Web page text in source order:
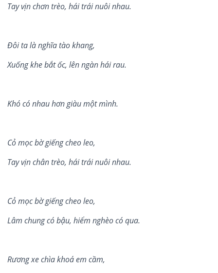
Tay vịn chơn trèo, hái trái nuôi nhau.
Đôi ta lànghĩa tào khang,
Xuống khe bắt ốc, lên ngàn hái rau.
Khócónhau hơn giàu một mình.
Cỏ mọc bờ giếng cheo leo,
Tay vịn chân trèo, hái trái nuôi nhau.
Cỏ mọc bờ giếng cheo leo,
Lâm chung cóbậu, hiểm nghèo cóqua.
Rương xe chìa khoáem cầm,